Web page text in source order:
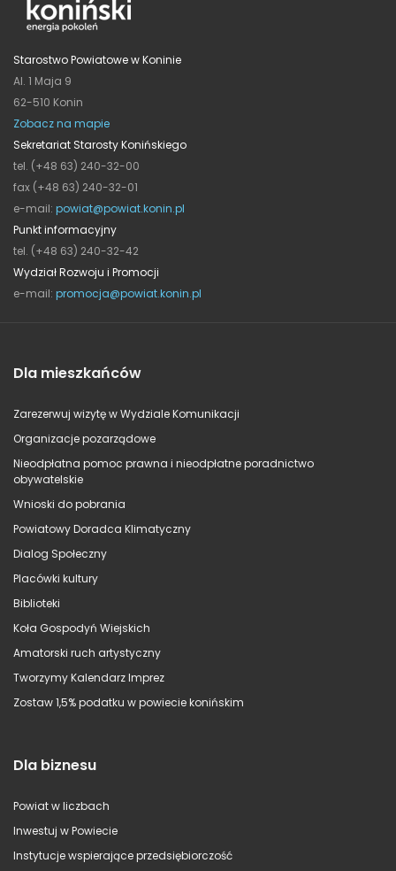
Starostwo Powiatowe w Koninie
Al. 1 Maja 9
62-510 Konin
Zobacz na mapie
Sekretariat Starosty Konińskiego
tel. (+48 63) 240-32-00
fax (+48 63) 240-32-01
e-mail: powiat@powiat.konin.pl
Punkt informacyjny
tel. (+48 63) 240-32-42
Wydział Rozwoju i Promocji
e-mail: promocja@powiat.konin.pl
Dla mieszkańców
Zarezerwuj wizytę w Wydziale Komunikacji
Organizacje pozarządowe
Nieodpłatna pomoc prawna i nieodpłatne poradnictwo
obywatelskie
Wnioski do pobrania
Powiatowy Doradca Klimatyczny
Dialog Społeczny
Placówki kultury
Biblioteki
Koła Gospodyń Wiejskich
Amatorski ruch artystyczny
Tworzymy Kalendarz Imprez
Zostaw 1,5% podatku w powiecie konińskim
Dla biznesu
Powiat w liczbach
Inwestuj w Powiecie
Instytucje wspierające przedsiębiorczość